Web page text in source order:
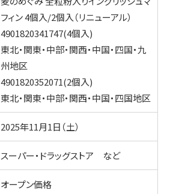
フィン 4個入/2個入（リニューアル）
4901820341747(4個入)
東北・関東・中部・関西・中国・四国・九
州地区
4901820352071(2個入)
東北・関東・中部・関西・中国・四国地区
2025年11月1日（土）
スーパー・ドラッグストア など
オープン価格